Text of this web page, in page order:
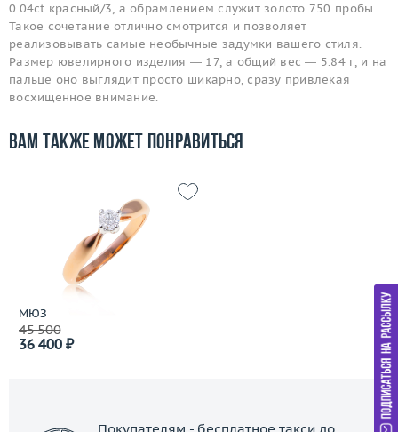
0.04ct красный/3, а обрамлением служит золото 750 пробы.
Такое сочетание отлично смотрится и позволяет
реализовывать самые необычные задумки вашего стиля.
Размер ювелирного изделия — 17, а общий вес — 5.84 г, и на
пальце оно выглядит просто шикарно, сразу привлекая
восхищенное внимание.
Вам также может понравиться
МЮЗ
45 500
36 400 ₽